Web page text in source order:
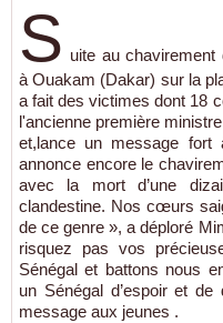
S uite au chavirement
à Ouakam (Dakar) sur la
a fait des victimes dont 18
l'ancienne première
et,lance un message
annonce encore le
avec la mort d’une
clandestine. Nos cœurs
de ce genre », a déploré
risquez pas vos
Sénégal et battons nous
un Sénégal d’espoir et
message aux jeunes .